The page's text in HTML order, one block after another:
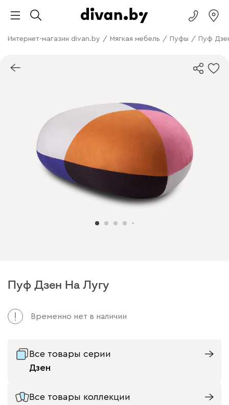
Интернет-магазин divan.by / Мягкая мебель / Пуфы / Пуф
Пуф Дзен На Лугу
Временно нет в наличии
Все товары серии
Дзен
Все товары коллекции